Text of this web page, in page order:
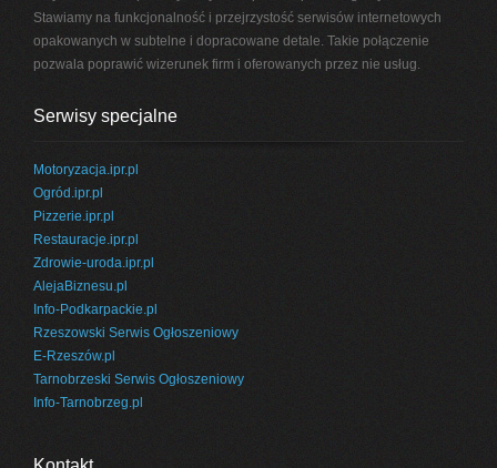
Stawiamy na funkcjonalność i przejrzystość serwisów internetowych
opakowanych w subtelne i dopracowane detale. Takie połączenie
pozwala poprawić wizerunek firm i oferowanych przez nie usług.
Serwisy specjalne
Motoryzacja.ipr.pl
Ogród.ipr.pl
Pizzerie.ipr.pl
Restauracje.ipr.pl
Zdrowie-uroda.ipr.pl
AlejaBiznesu.pl
Info-Podkarpackie.pl
Rzeszowski Serwis Ogłoszeniowy
E-Rzeszów.pl
Tarnobrzeski Serwis Ogłoszeniowy
Info-Tarnobrzeg.pl